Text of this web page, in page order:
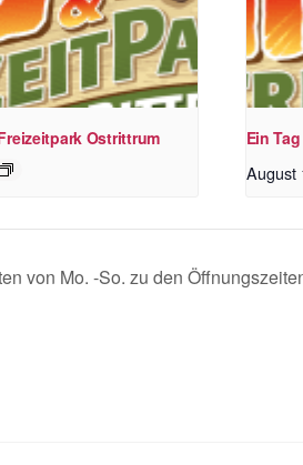
Ostrittrum Ein
August
von Mo. -So. zu den